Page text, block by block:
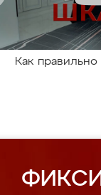
Как